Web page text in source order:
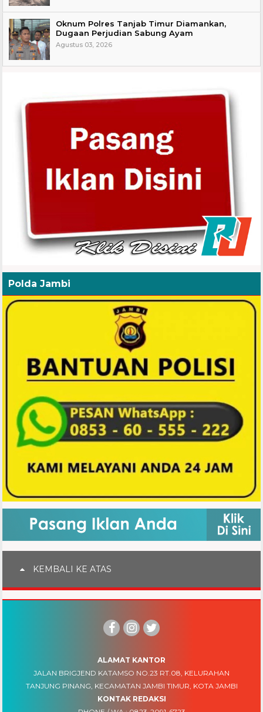
Oknum Polres Tanjab Timur Diamankan,
Dugaan Perjudian Sabung Ayam
Agustus 03, 2026
Polda Jambi
KEMBALI KE ATAS
ALAMAT KANTOR
JALAN BRIGJEND KATAMSO NO.23 RT.08, KELURAHAN
TANJUNG PINANG, KECAMATAN JAMBI TIMUR, KOTA JAMBI
KONTAK REDAKSI